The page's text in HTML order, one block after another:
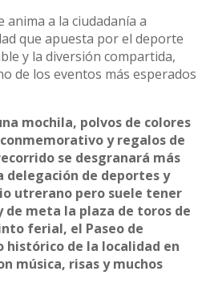
anima a la ciudadanía a
que apuesta por el deporte
y la diversión compartida,
de los eventos más esperados
mochila, polvos de colores
y regalos de
se desgranará más
delegación de deportes y
utrerano pero suele tener
de meta la plaza de toros de
ferial, el Paseo de
histórico de la localidad en
música, risas y muchos